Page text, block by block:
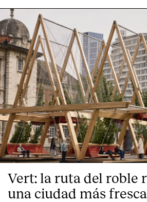
Vert: la ruta del roble
una ciudad más